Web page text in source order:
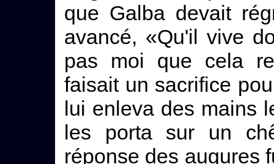
que Galba devait
avancé, «Qu'il vive
pas moi que cela
faisait un sacrifice
lui enleva des mains
les porta sur un
réponse des augures